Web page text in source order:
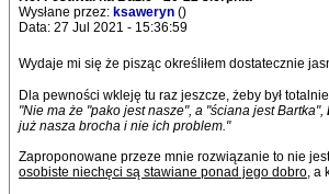
Wysłane przez: ksaweryn ()
Data: 27 Jul 2021 - 15:36:59
Wydaje mi się że pisząc określiłem dostatecznie
Dla pewności wkleję tu raz jeszcze, żeby był
"Nie ma że "pako jest nasze", a "ściana jest Bartka",
już nasza brocha i nie ich problem."
Zaproponowane przeze mnie rozwiązanie to nie
osobiste niechęci są stawiane ponad jego dobro, a